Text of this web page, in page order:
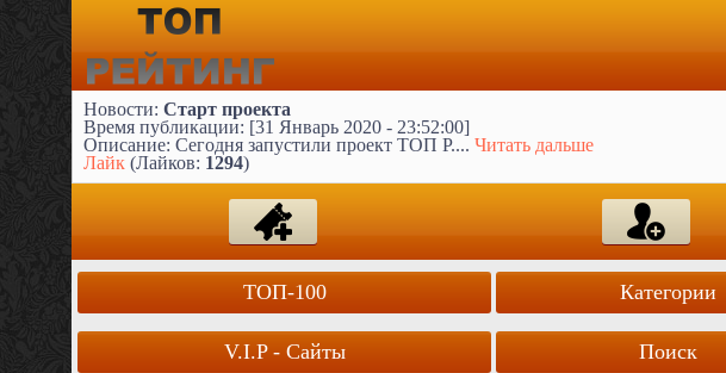
Новости: Старт проекта
Время публикации: [31 Январь 2020 - 23:52:00]
Описание: Сегодня запустили проект ТОП Р.... Читать дальше
Лайк (Лайков: 1294)
ТОП-100
V.I.P - Сайты
Категории
Поиск